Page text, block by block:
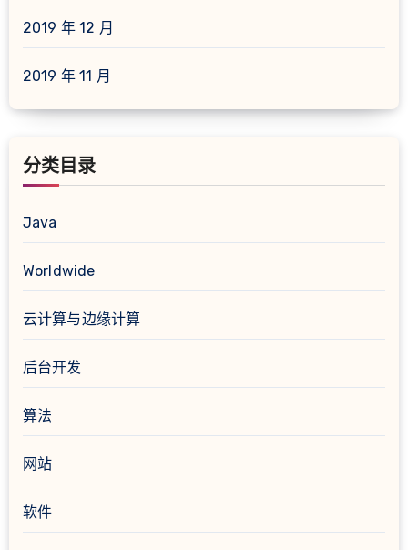
2019 年 12 月
2019 年 11 月
分类目录
Java
Worldwide
云计算与边缘计算
后台开发
算法
网站
软件